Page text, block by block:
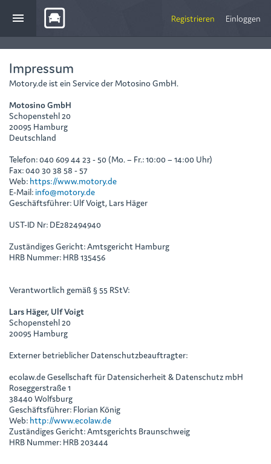
menu Registrieren Einloggen
Impressum
Motory.de ist ein Service der Motosino GmbH.
Motosino GmbH
Schopenstehl 20
20095 Hamburg
Deutschland
Telefon: 040 609 44 23 - 50 (Mo. – Fr.: 10:00 – 14:00 Uhr)
Fax: 040 30 38 58 - 57
Web: https://www.motory.de
E-Mail: info@motory.de
Geschäftsführer: Ulf Voigt, Lars Häger
UST-ID Nr: DE282494940
Zuständiges Gericht: Amtsgericht Hamburg
HRB Nummer: HRB 135456
Verantwortlich gemäß § 55 RStV:
Lars Häger, Ulf Voigt
Schopenstehl 20
20095 Hamburg
Externer betrieblicher Datenschutzbeauftragter:
ecolaw.de Gesellschaft für Datensicherheit & Datenschutz mbH
Roseggerstraße 1
38440 Wolfsburg
Geschäftsführer: Florian König
Web: http://www.ecolaw.de
Zuständiges Gericht: Amtsgerichts Braunschweig
HRB Nummer: HRB 203444